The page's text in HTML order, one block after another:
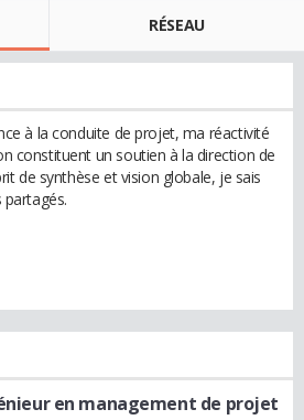
RÉSEAU
à la conduite de projet, ma réactivité
constituent un soutien à la direction de
de synthèse et vision globale, je sais
en management de projet